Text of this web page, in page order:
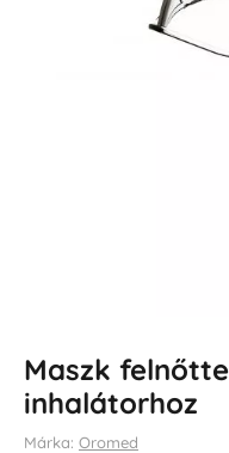
Maszk
inhalátorhoz
Márka: Oromed